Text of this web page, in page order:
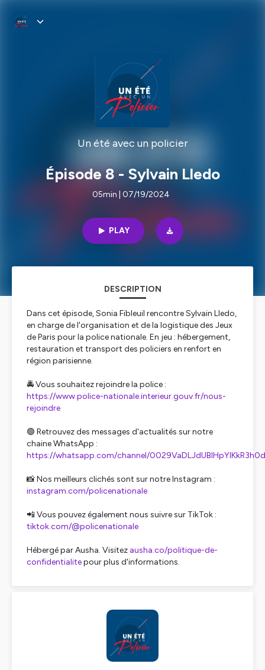
Un été avec un policier
Épisode 8 - Sylvain Lledo
05min | 07/19/2024
PLAY
DESCRIPTION
Dans cet épisode, Sonia Fibleuil rencontre Sylvain Lledo,
en charge de l'organisation et de la logistique des Jeux
de Paris pour la police nationale. En jeu : hébergement,
restauration et transport des policiers en renfort en
région parisienne.
🚔 Vous souhaitez rejoindre la police :
https://www.police-nationale.interieur.gouv.fr/nous-
rejoindre
🟢 Retrouvez des messages d'actualités sur notre
chaine WhatsApp :
https://whatsapp.com/channel/0029VaDLJdUBlHpYIKkR3h0d
📸 Nos meilleurs clichés sont sur notre Instagram :
instagram.com/policenationale
📲 Vous pouvez également nous suivre sur TikTok :
tiktok.com/@policenationale
Hébergé par Ausha. Visitez ausha.co/politique-de-
confidentialitepour plus d'informations.